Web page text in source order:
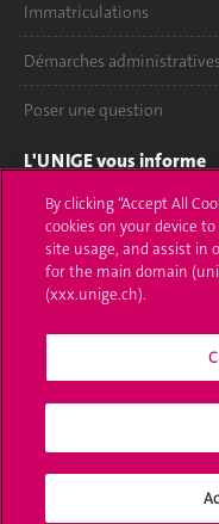
Immatriculations
Démarches administratives
Poser une question
L'UNIGE vous informe
UNIGE Mobile
Médias
Offres d'emploi
Calendrier académique
Médias sociaux UNIGE
By clicking “Accept All
cookies on your device
site usage, and assist in
for the main domain
(xxx.unige.ch).